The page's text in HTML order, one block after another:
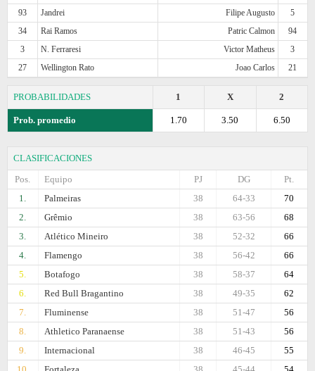
93
Jandrei Filipe Augusto
5
34
Rai Ramos Patric Calmon
94
3
N. Ferraresi Victor Matheus
3
27
Wellington Rato Joao Carlos 21
PROBABILIDADES 2
X
1
Prob. promedio 6.50
3.50
1.70
CLASIFICACIONES
Pos.
Equipo Pt.
DG
PJ
1.
Palmeiras 70
64-33
38
2.
Grêmio 68
63-56
38
3.
Atlético Mineiro 66
52-32
38
4.
Flamengo 66
56-42
38
5.
Botafogo 64
58-37
38
6.
Red Bull Bragantino 62
49-35
38
7.
Fluminense 56
51-47
38
8.
Athletico Paranaense 56
51-43
38
9.
Internacional 55
46-45
38